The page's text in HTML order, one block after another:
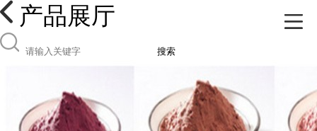
产品展厅
搜索